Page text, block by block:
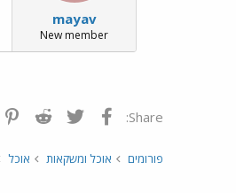
mayav
New member
Share: פייסבוק Twitter
Reddit
פורומים אוכל ומשקאות אוכל